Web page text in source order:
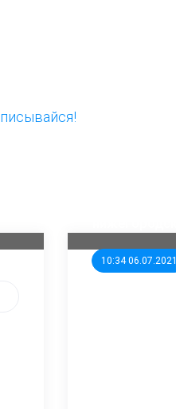
10:34 06.07.2021